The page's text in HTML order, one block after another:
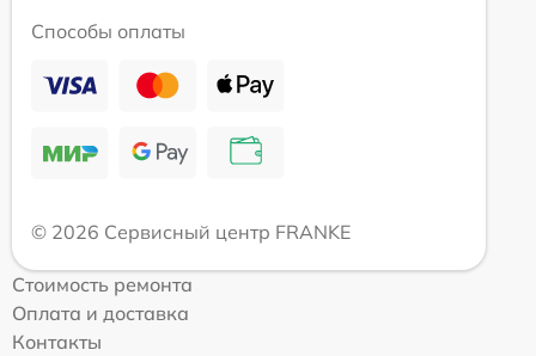
Способы оплаты
© 2026 Сервисный центр FRANKE
Стоимость ремонта
Оплата и доставка
Контакты